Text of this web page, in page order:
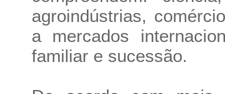
agroindústrias,
a mercados
familiar e sucessão.